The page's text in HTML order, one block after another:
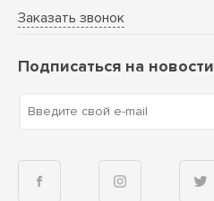
Заказать звонок
Подписаться на новости
Введите свой e-mail